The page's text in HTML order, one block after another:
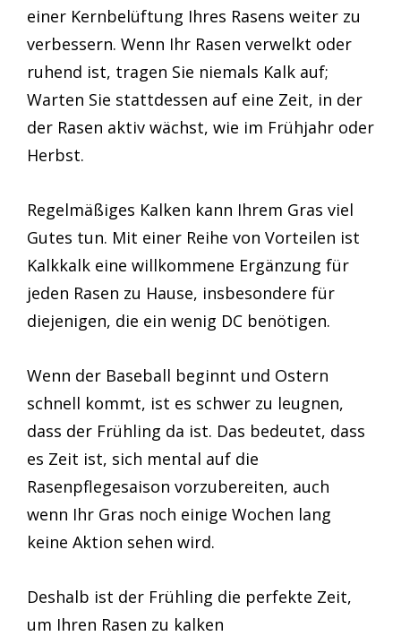
einer Kernbelüftung Ihres Rasens weiter zu
verbessern. Wenn Ihr Rasen verwelkt oder
ruhend ist, tragen Sie niemals Kalk auf;
Warten Sie stattdessen auf eine Zeit, in der
der Rasen aktiv wächst, wie im Frühjahr oder
Herbst.
Regelmäßiges Kalken kann Ihrem Gras viel
Gutes tun. Mit einer Reihe von Vorteilen ist
Kalkkalk eine willkommene Ergänzung für
jeden Rasen zu Hause, insbesondere für
diejenigen, die ein wenig DC benötigen.
Wenn der Baseball beginnt und Ostern
schnell kommt, ist es schwer zu leugnen,
dass der Frühling da ist. Das bedeutet, dass
es Zeit ist, sich mental auf die
Rasenpflegesaison vorzubereiten, auch
wenn Ihr Gras noch einige Wochen lang
keine Aktion sehen wird.
Deshalb ist der Frühling die perfekte Zeit,
um Ihren Rasen zu kalken